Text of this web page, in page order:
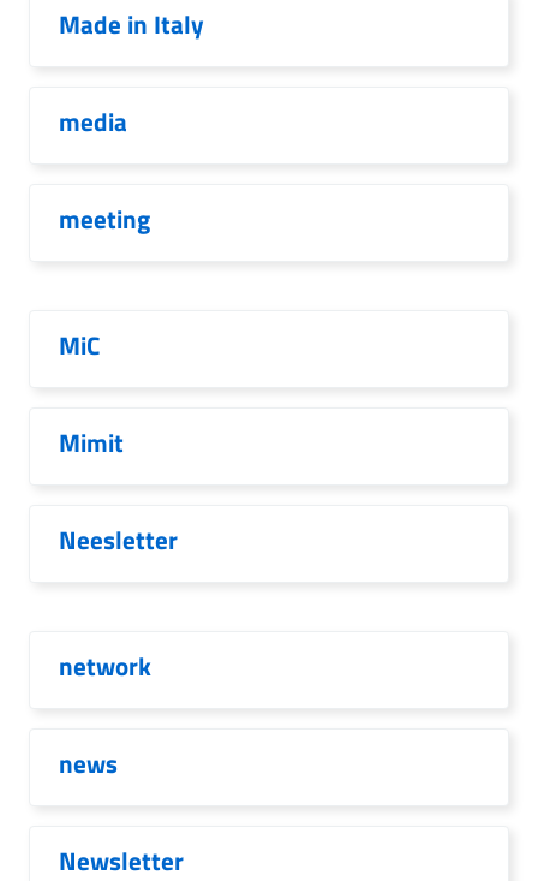
Made in Italy
media
meeting
MiC
Mimit
Neesletter
network
news
Newsletter